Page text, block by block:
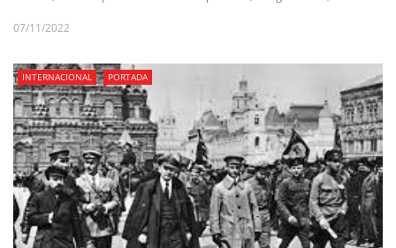
07/11/2022
INTERNACIONAL PORTADA